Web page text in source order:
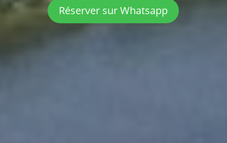
Réserver sur Whatsapp